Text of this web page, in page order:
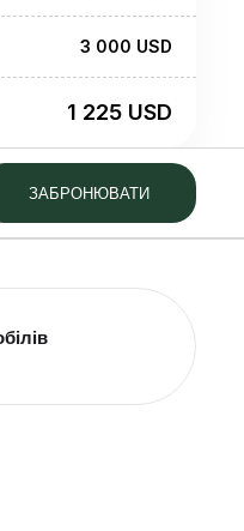
3 000 USD
1 225 USD
ЗАБРОНЮВАТИ